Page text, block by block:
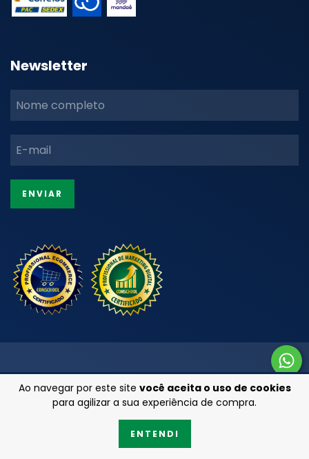
Ao navegar por este site você aceita o uso de cookies
para agilizar a sua experiência de compra.
ENTENDI
Newsletter